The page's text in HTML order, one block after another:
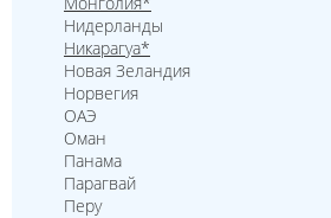
Нидерланды
Никарагуа*
Новая Зеландия
Норвегия
ОАЭ
Оман
Панама
Парагвай
Перу